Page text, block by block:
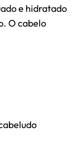
e hidratado
O cabelo